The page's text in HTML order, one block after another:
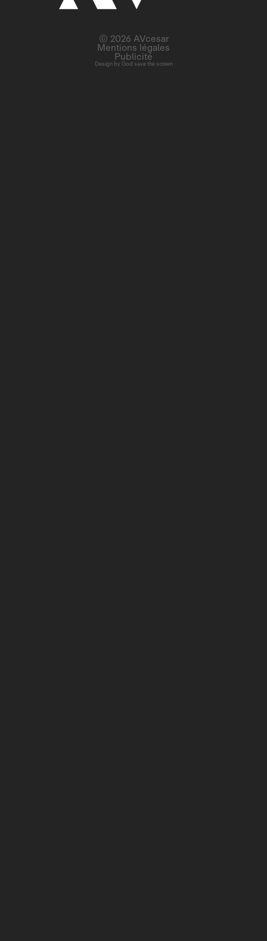
Design by God save the screen
© 2026 AVcesar
Mentions légales
Publicité